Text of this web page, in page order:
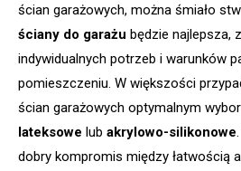
ścian garażowych, można śmiało
ściany do garażu będzie najlepsza,
indywidualnych potrzeb i warunków
pomieszczeniu. W większości
ścian garażowych optymalnym
lateksowe lub akrylowo-silikonowe
dobry kompromis między łatwością